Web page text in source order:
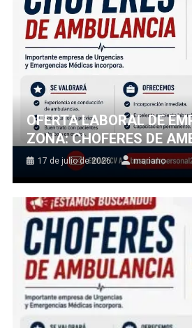
OFERTA LABORAL DE
ZONA: CHOFERES DE
17 de julio de 2026 mariano